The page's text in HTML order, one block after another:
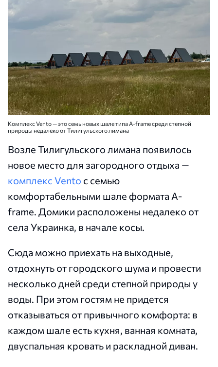
Комплекс Vento — это семь новых шале типа A-frame среди степной
природы недалеко от Тилигульского лимана
Возле Тилигульского лимана появилось
новое место для загородного отдыха —
комплекс Vento с семью
комфортабельными шале формата A-
frame. Домики расположены недалеко от
села Украинка, в начале косы.
Сюда можно приехать на выходные,
отдохнуть от городского шума и провести
несколько дней среди степной природы у
воды. При этом гостям не придется
отказываться от привычного комфорта: в
каждом шале есть кухня, ванная комната,
двуспальная кровать и раскладной диван.